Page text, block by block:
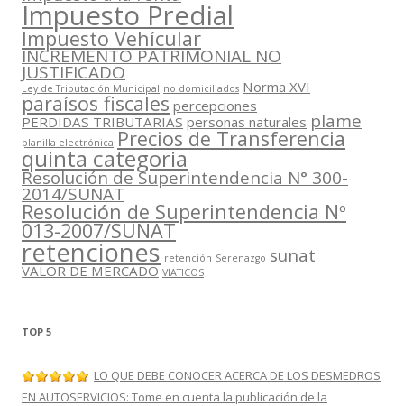
Impuesto Predial
Impuesto Vehícular
INCREMENTO PATRIMONIAL NO
JUSTIFICADO
Ley de Tributación Municipal no domiciliados Norma XVI
paraísos fiscales percepciones
PERDIDAS TRIBUTARIAS personas naturales plame
planilla electrónica Precios de Transferencia
quinta categoria
Resolución de Superintendencia N° 300-
2014/SUNAT
Resolución de Superintendencia Nº
013-2007/SUNAT
retenciones retención Serenazgo sunat
VALOR DE MERCADO VIATICOS
TOP 5
LO QUE DEBE CONOCER ACERCA DE LOS DESMEDROS
EN AUTOSERVICIOS: Tome en cuenta la publicación de la